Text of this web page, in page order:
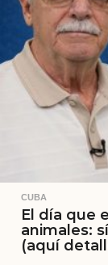
CUBA
El día que
animales:
(aquí